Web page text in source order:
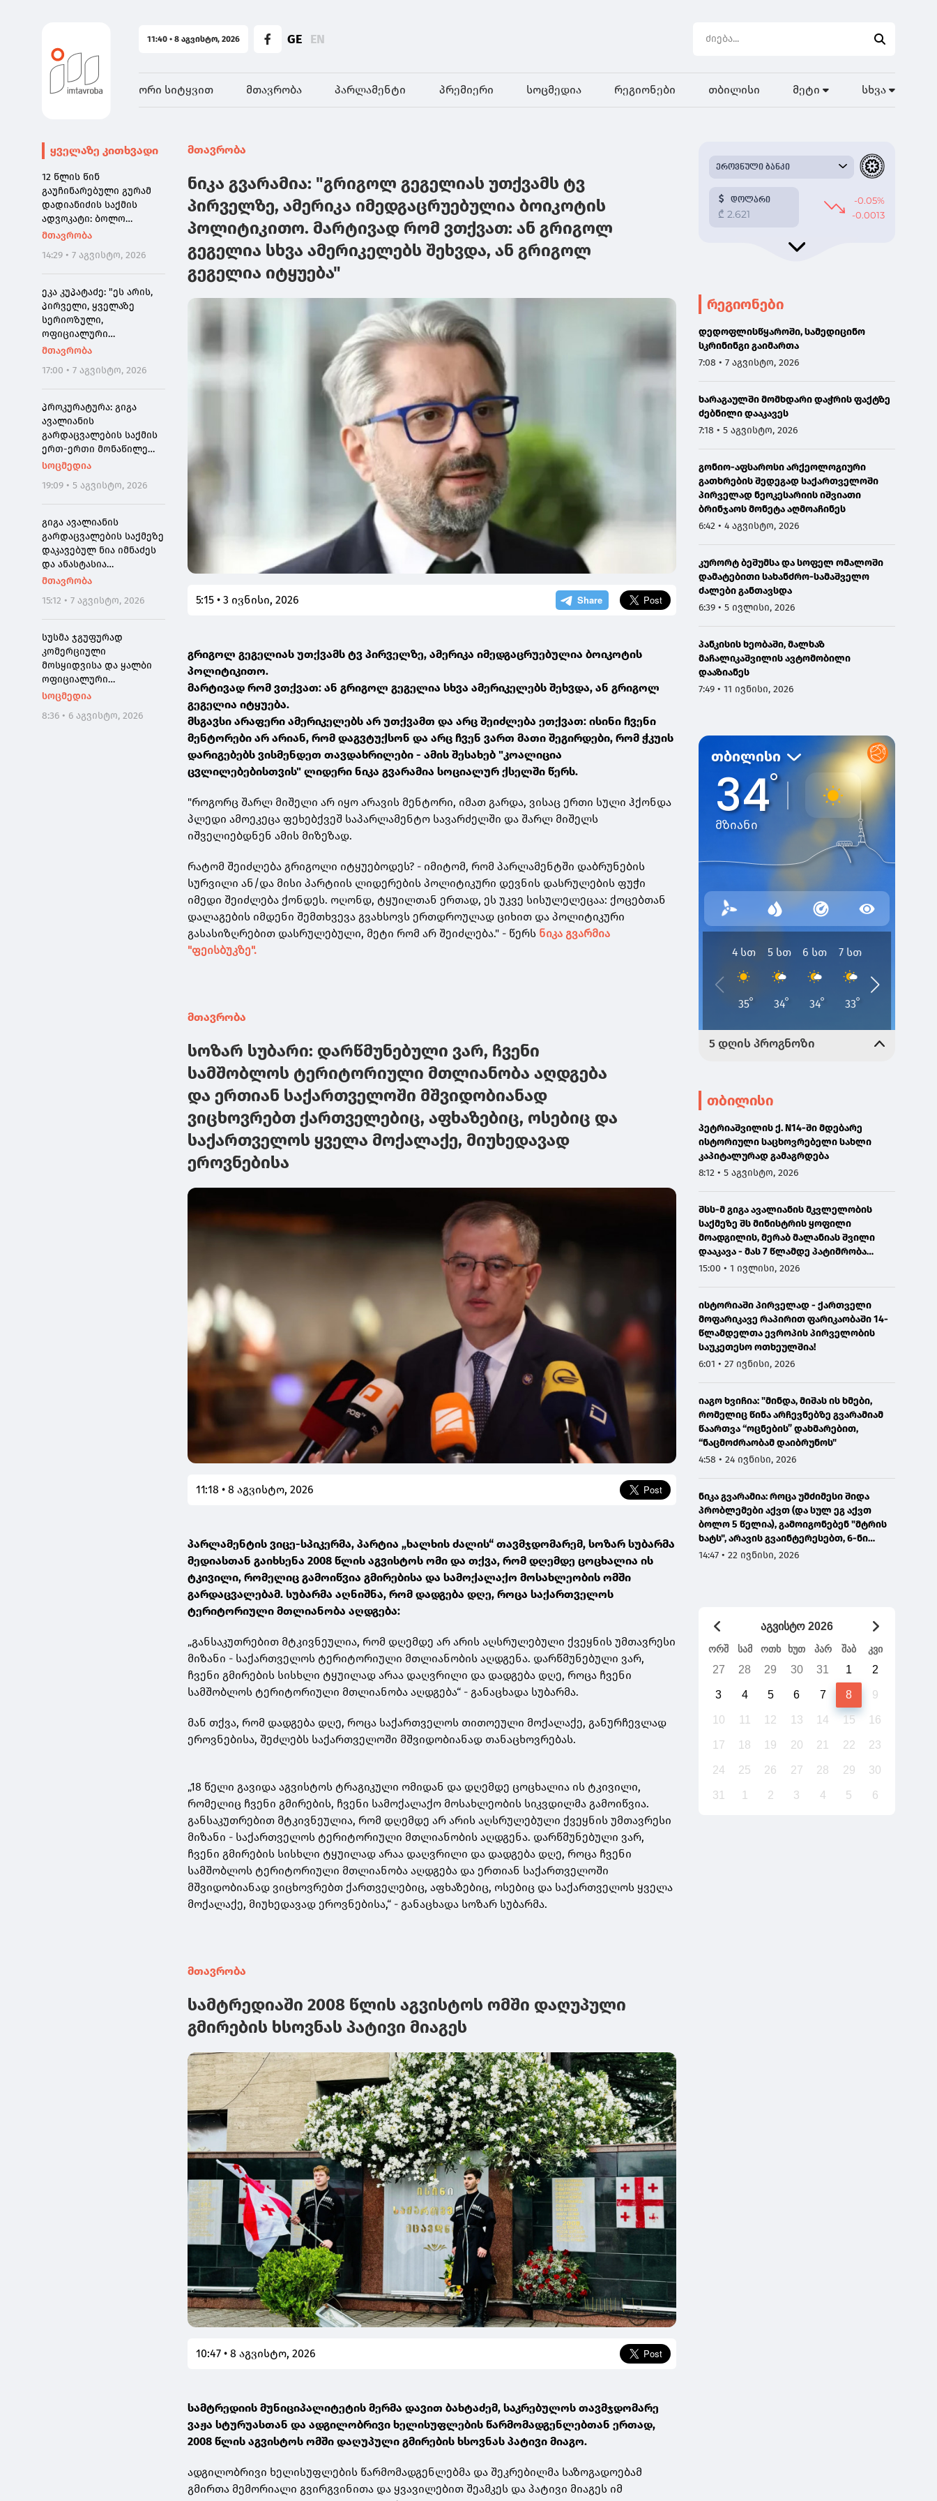
11:40 • 8 აგვისტო, 2026 GE EN
ორი სიტყვით მთავრობა პარლამენტი პრემიერი სოცმედია რეგიონები თბილისი მეტი სხვა
ყველაზე კითხვადი
12 წლის წინ
გაუჩინარებული გურამ
დადიანიძის საქმის
ადვოკატი: ბოლო
წამებზე ნამდვილად
"კახა, არ მიმატოვო,
გეხვეწები" - ვიდეოს
დადებას ვაპირებდით
ორშაბათისთვის. რადგან
"გაჟონა", ამიტომ დღეს
მომიწია
მთავრობა
14:29 • 7 აგვისტო, 2026
ეკა კუპატაძე: "ეს არის,
პირველი, ყველაზე
სერიოზული,
ოფიციალური
განცხადება ჩემგან ამ 10
კიდევ ერთხელ გთხოვთ,
დამეხმარეთ
გაზიარებაში"
მთავრობა
17:00 • 7 აგვისტო, 2026
პროკურატურა: გიგა
ავალიანის
გარდაცვალების საქმის
ერთ-ერთი მონაწილე
ნია იმნაძე დაკავებულია
სოცმედია
19:09 • 5 აგვისტო, 2026
გიგა ავალიანის
გარდაცვალების საქმეზე
დაკავებულ ნია იმნაძეს
და ანასტასია
ბერუაშვილს აღკვეთის
პატიმრობა შეეფარდათ
მთავრობა
15:12 • 7 აგვისტო, 2026
სუსმა ჯგუფურად
კომერციული
მოსყიდვისა და ყალბი
ოფიციალური
დოკუმენტის
დახმარების ფაქტზე,
სოცმედია
8:36 • 6 აგვისტო, 2026
მთავრობა
ნიკა გვარამია: "გრიგოლ გეგელიას უთქვამს ტვ
პირველზე, ამერიკა იმედგაცრუებულია ბოიკოტის
პოლიტიკითო. მარტივად რომ ვთქვათ: ან გრიგოლ
გეგელია სხვა ამერიკელებს შეხვდა, ან გრიგოლ
გეგელია იტყუება"
5:15 • 3 ივნისი, 2026
გრიგოლ გეგელიას უთქვამს ტვ პირველზე, ამერიკა იმედგაცრუებულია ბოიკოტის
პოლიტიკითო.
მარტივად რომ ვთქვათ: ან გრიგოლ გეგელია სხვა ამერიკელებს შეხვდა, ან გრიგოლ
გეგელია იტყუება.
მსგავსი არაფერი ამერიკელებს არ უთქვამთ და არც შეიძლება ეთქვათ: ისინი ჩვენი
მენტორები არ არიან, რომ დაგვტუქსონ და არც ჩვენ ვართ მათი შეგირდები, რომ ჭკუის
დარიგებებს ვისმენდეთ თავდახრილები - ამის შესახებ "კოალიცია
ცვლილებებისთვის" ლიდერი ნიკა გვარამია სოციალურ ქსელში წერს.
"როგორც შარლ მიშელი არ იყო არავის მენტორი, იმათ გარდა, ვისაც ერთი სული ჰქონდა
პლედი ამოეკეცა ფეხებქვეშ საპარლამენტო სავარძელში და შარლ მიშელს
იშველიებდნენ ამის მიზეზად.
რატომ შეიძლება გრიგოლი იტყუებოდეს? - იმიტომ, რომ პარლამენტში დაბრუნების
სურვილი ან/და მისი პარტიის ლიდერების პოლიტიკური დევნის დასრულების ფუჭი
იმედი შეიძლება ქონდეს. ოღონდ, ტყუილთან ერთად, ეს უკვე სისულელეცაა: ქოცებთან
დალაგების იმდენი შემთხვევა გვახსოვს ერთდროულად ციხით და პოლიტიკური
გასასიზღრებით დასრულებული, მეტი რომ არ შეიძლება." - წერს ნიკა გვარმია
"ფეისბუკზე".
მთავრობა
სოზარ სუბარი: დარწმუნებული ვარ, ჩვენი
სამშობლოს ტერიტორიული მთლიანობა აღდგება
და ერთიან საქართველოში მშვიდობიანად
ვიცხოვრებთ ქართველებიც, აფხაზებიც, ოსებიც და
საქართველოს ყველა მოქალაქე, მიუხედავად
ეროვნებისა
11:18 • 8 აგვისტო, 2026
პარლამენტის ვიცე-სპიკერმა, პარტია „ხალხის ძალის“ თავმჯდომარემ, სოზარ სუბარმა
მედიასთან გაიხსენა 2008 წლის აგვისტოს ომი და თქვა, რომ დღემდე ცოცხალია ის
ტკივილი, რომელიც გამოიწვია გმირებისა და სამოქალაქო მოსახლეობის ომში
გარდაცვალებამ. სუბარმა აღნიშნა, რომ დადგება დღე, როცა საქართველოს
ტერიტორიული მთლიანობა აღდგება:
„განსაკუთრებით მტკივნეულია, რომ დღემდე არ არის აღსრულებული ქვეყნის უმთავრესი
მიზანი - საქართველოს ტერიტორიული მთლიანობის აღდგენა. დარწმუნებული ვარ,
ჩვენი გმირების სისხლი ტყუილად არაა დაღვრილი და დადგება დღე, როცა ჩვენი
სამშობლოს ტერიტორიული მთლიანობა აღდგება“ - განაცხადა სუბარმა.
მან თქვა, რომ დადგება დღე, როცა საქართველოს თითოეული მოქალაქე, განურჩევლად
ეროვნებისა, შეძლებს საქართველოში მშვიდობიანად თანაცხოვრებას.
„18 წელი გავიდა აგვისტოს ტრაგიკული ომიდან და დღემდე ცოცხალია ის ტკივილი,
რომელიც ჩვენი გმირების, ჩვენი სამოქალაქო მოსახლეობის სიკვდილმა გამოიწვია.
განსაკუთრებით მტკივნეულია, რომ დღემდე არ არის აღსრულებული ქვეყნის უმთავრესი
მიზანი - საქართველოს ტერიტორიული მთლიანობის აღდგენა. დარწმუნებული ვარ,
ჩვენი გმირების სისხლი ტყუილად არაა დაღვრილი და დადგება დღე, როცა ჩვენი
სამშობლოს ტერიტორიული მთლიანობა აღდგება და ერთიან საქართველოში
მშვიდობიანად ვიცხოვრებთ ქართველებიც, აფხაზებიც, ოსებიც და საქართველოს ყველა
მოქალაქე, მიუხედავად ეროვნებისა,“ - განაცხადა სოზარ სუბარმა.
მთავრობა
სამტრედიაში 2008 წლის აგვისტოს ომში დაღუპული
გმირების ხსოვნას პატივი მიაგეს
10:47 • 8 აგვისტო, 2026
სამტრედიის მუნიციპალიტეტის მერმა დავით ბახტაძემ, საკრებულოს თავმჯდომარე
ვაჟა სტურუასთან და ადგილობრივი ხელისუფლების წარმომადგენლებთან ერთად,
2008 წლის აგვისტოს ომში დაღუპული გმირების ხსოვნას პატივი მიაგო.
ადგილობრივი ხელისუფლების წარმომადგენლებმა და შეკრებილმა საზოგადოებამ
გმირთა მემორიალი გვირგვინითა და ყვავილებით შეამკეს და პატივი მიაგეს იმ
რეგიონები
დედოფლისწყაროში, სამედიცინო
სკრინინგი გაიმართა
7:08 • 7 აგვისტო, 2026
ხარაგაულში მომხდარი დაჭრის ფაქტზე
ძებნილი დააკავეს
7:18 • 5 აგვისტო, 2026
გონიო-აფსაროსი არქეოლოგიური
გათხრების შედეგად საქართველოში
პირველად ნეოკესარიის იშვიათი
ბრინჯაოს მონეტა აღმოაჩინეს
6:42 • 4 აგვისტო, 2026
კურორტ ბეშუმსა და სოფელ ომალოში
დამატებითი სახანძრო-სამაშველო
ძალები განთავსდა
6:39 • 5 ივლისი, 2026
პანკისის ხეობაში, მალხაზ
მაჩალიკაშვილის ავტომობილი
დააზიანეს
7:49 • 11 ივნისი, 2026
თბილისი
პეტრიაშვილის ქ. N14-ში მდებარე
ისტორიული საცხოვრებელი სახლი
კაპიტალურად გამაგრდება
8:12 • 5 აგვისტო, 2026
შსს-მ გიგა ავალიანის მკვლელობის
საქმეზე შს მინისტრის ყოფილი
მოადგილის, მერაბ მალანიას შვილი
დააკავა - მას 7 წლამდე პატიმრობა
ემუქრება
15:00 • 1 ივლისი, 2026
ისტორიაში პირველად - ქართველი
მოფარიკავე რაპირით ფარიკაობაში 14-
წლამდელთა ევროპის პირველობის
საუკეთესო ოთხეულშია!
6:01 • 27 ივნისი, 2026
იაგო ხვიჩია: "მინდა, მიშას ის ხმები,
რომელიც წინა არჩევნებზე გვარამიამ
წაართვა “ოცნების” დახმარებით,
“ნაცმოძრაობამ დაიბრუნოს"
4:58 • 24 ივნისი, 2026
ნიკა გვარამია: როცა უმძიმესი შიდა
პრობლემები აქვთ (და სულ ეგ აქვთ
ბოლო 5 წელია), გამოიგონებენ "მტრის
ხატს", არავის გვაინტერესებთ, 6-ნი
ხართ და 7 დაჯგუფება გაქვთ -
14:47 • 22 ივნისი, 2026
აგვისტო 2026
ორშ სამ ოთხ ხუთ პარ შაბ კვი
27 28 29 30 31 1 2
3 4 5 6 7 8 9
10 11 12 13 14 15 16
17 18 19 20 21 22 23
24 25 26 27 28 29 30
31 1 2 3 4 5 6